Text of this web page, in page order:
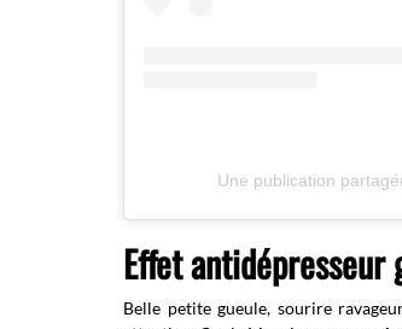
Une publication
Effet antidépresseur
Belle petite gueule, sourire